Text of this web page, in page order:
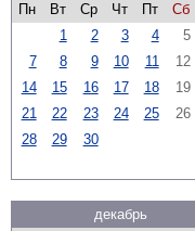
Пн
Вт Ср Чт Пт Сб
1
2 3 4 5
7
8 9 10 11 12
14
15 16 17 18 19
21
22 23 24 25 26
28
29 30
декабрь